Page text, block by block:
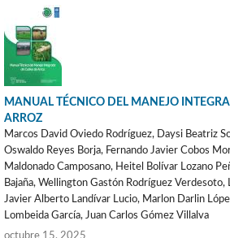
MANUAL TÉCNICO DEL MANEJO
ARROZ
Marcos David Oviedo Rodríguez, Daysi Beatriz
Oswaldo Reyes Borja, Fernando Javier Cobos
Maldonado Camposano, Heitel Bolívar Lozano
Bajaña, Wellington Gastón Rodríguez Verdesoto,
Javier Alberto Landívar Lucio, Marlon Darlin
Lombeida García, Juan Carlos Gómez Villalva
octubre 15, 2025